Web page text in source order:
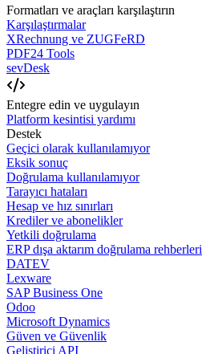
Formatları ve araçları karşılaştırın
Karşılaştırmalar
XRechnung ve ZUGFeRD
PDF24 Tools
sevDesk
Entegre edin ve uygulayın
Platform kesintisi yardımı
Destek
Geçici olarak kullanılamıyor
Eksik sonuç
Doğrulama kullanılamıyor
Tarayıcı hataları
Hesap ve hız sınırları
Krediler ve abonelikler
Yetkili doğrulama
ERP dışa aktarım doğrulama rehberleri
DATEV
Lexware
SAP Business One
Odoo
Microsoft Dynamics
Güven ve Güvenlik
Geliştirici API